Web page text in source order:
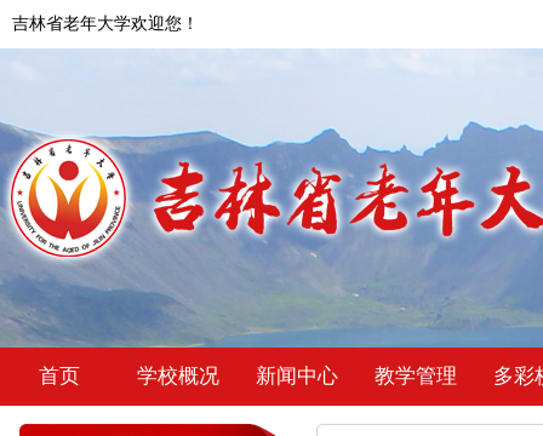
吉林省老年大学欢迎您！
首页 学校概况 新闻中心 教学管理 多彩